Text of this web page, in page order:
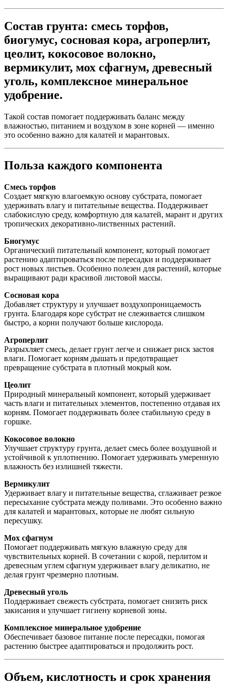
Состав грунта: смесь торфов,
биогумус, сосновая кора, агроперлит,
цеолит, кокосовое волокно,
вермикулит, мох сфагнум, древесный
уголь, комплексное минеральное
удобрение.
Такой состав помогает поддерживать баланс между
влажностью, питанием и воздухом в зоне корней — именно
это особенно важно для калатей и марантовых.
Польза каждого компонента
Смесь торфов
Создает мягкую влагоемкую основу субстрата, помогает
удерживать влагу и питательные вещества. Поддерживает
слабокислую среду, комфортную для калатей, марант и других
тропических декоративно-лиственных растений.
Биогумус
Органический питательный компонент, который помогает
растению адаптироваться после пересадки и поддерживает
рост новых листьев. Особенно полезен для растений, которые
выращивают ради красивой листовой массы.
Сосновая кора
Добавляет структуру и улучшает воздухопроницаемость
грунта. Благодаря коре субстрат не слеживается слишком
быстро, а корни получают больше кислорода.
Агроперлит
Разрыхляет смесь, делает грунт легче и снижает риск застоя
влаги. Помогает корням дышать и предотвращает
превращение субстрата в плотный мокрый ком.
Цеолит
Природный минеральный компонент, который удерживает
часть влаги и питательных элементов, постепенно отдавая их
корням. Помогает поддерживать более стабильную среду в
горшке.
Кокосовое волокно
Улучшает структуру грунта, делает смесь более воздушной и
устойчивой к уплотнению. Помогает удерживать умеренную
влажность без излишней тяжести.
Вермикулит
Удерживает влагу и питательные вещества, сглаживает резкое
пересыхание субстрата между поливами. Это особенно важно
для калатей и марантовых, которые не любят сильную
пересушку.
Мох сфагнум
Помогает поддерживать мягкую влажную среду для
чувствительных корней. В сочетании с корой, перлитом и
древесным углем сфагнум удерживает влагу деликатно, не
делая грунт чрезмерно плотным.
Древесный уголь
Поддерживает свежесть субстрата, помогает снизить риск
закисания и улучшает гигиену корневой зоны.
Комплексное минеральное удобрение
Обеспечивает базовое питание после пересадки, помогая
растению быстрее адаптироваться и продолжить рост.
Объем, кислотность и срок хранения